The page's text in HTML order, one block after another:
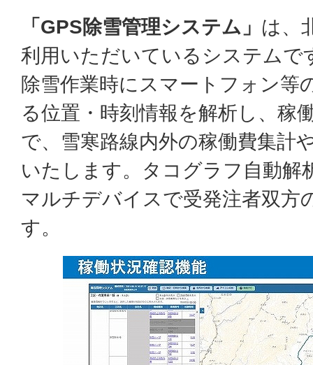
「GPS除雪管理システム」 は、
利用いただいているシステムで
除雪作業時にスマートフォン等
る位置・時刻情報を解析し、稼
で、雪寒路線内外の稼働費集計
いたします。タコグラフ自動解
マルチデバイスで受発注者双方
す。